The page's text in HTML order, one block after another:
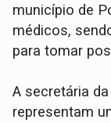
município de
médicos,
para tomar
A secretária
representam